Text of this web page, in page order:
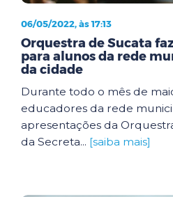
06/05/2022, às 17:13
Orquestra de Sucata
para alunos da rede
da cidade
Durante todo o mês de
educadores da rede
apresentações da
da Secreta... [saiba mais]